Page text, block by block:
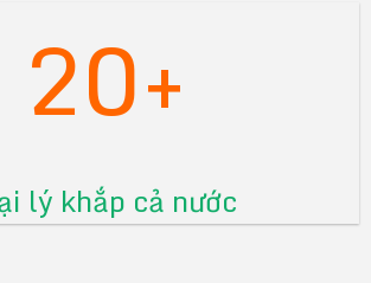
20+
lý khắp cả nước